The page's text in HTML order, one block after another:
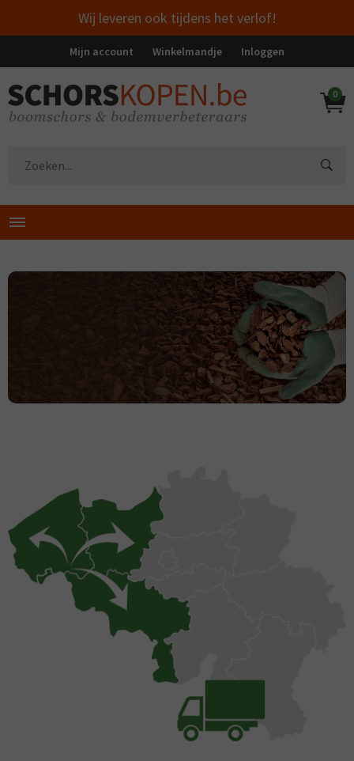
Wij leveren ook tijdens het verlof!
Mijn account Winkelmandje Inloggen
0